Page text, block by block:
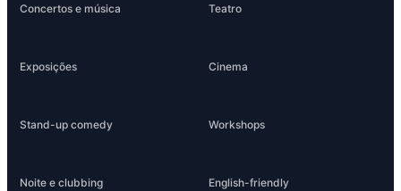
Concertos e música Teatro
Exposições Cinema
Stand-up comedy Workshops
Noite e clubbing English-friendly